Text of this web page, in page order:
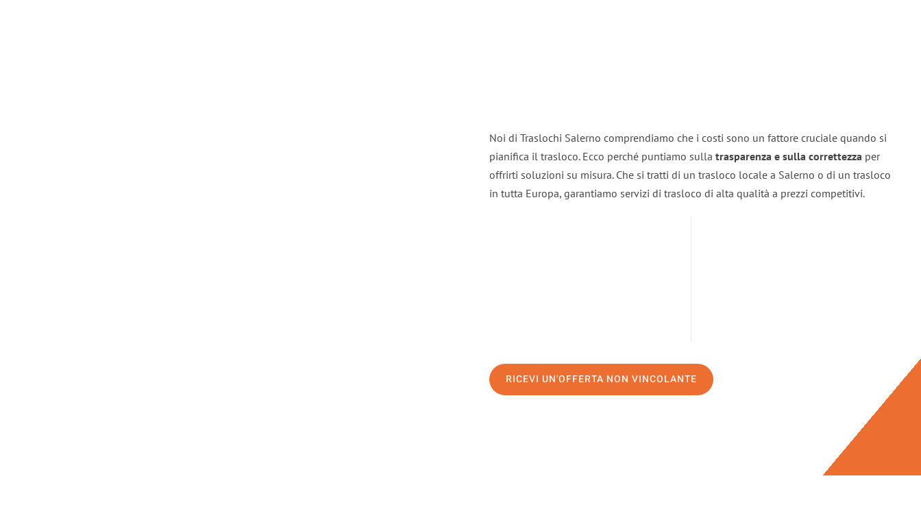
Noi di Traslochi Salerno comprendiamo che i costi sono un fattore cruciale quando si
pianifica il trasloco. Ecco perché puntiamo sulla trasparenza e sulla correttezza per
offrirti soluzioni su misura. Che si tratti di un trasloco locale a Salerno o di un trasloco
in tutta Europa, garantiamo servizi di trasloco di alta qualità a prezzi competitivi.
RICEVI UN'OFFERTA NON VINCOLANTE